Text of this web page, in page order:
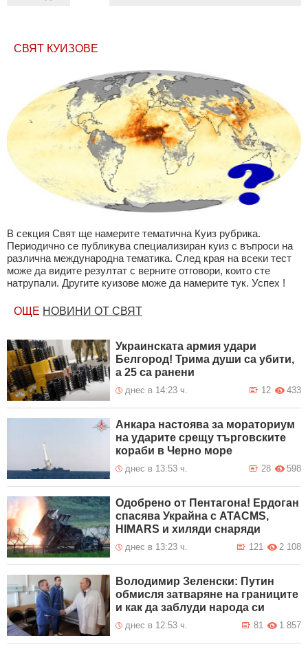
СВЯТ КУИЗОВЕ
В секция Свят ще намерите тематична Куиз рубрика.
Периодично се публикува специализиран куиз с въпроси на
различна международна тематика. След края на всеки тест
може да видите резултат с верните отговори, които сте
натрупали. Другите куизове може да намерите тук. Успех !
ОЩЕ НОВИНИ ОТ СВЯТ
Украинската армия удари
Белгород! Трима души са убити,
а 25 са ранени
днес в 14:23 ч. 433
12
Анкара настоява за мораториум
на ударите срещу търговските
кораби в Черно море
днес в 13:53 ч. 598
28
Одобрено от Пентагона! Ердоган
спасява Украйна с ATACMS,
HIMARS и хиляди снаряди
днес в 13:23 ч. 2 108
121
Володимир Зеленски: Путин
обмисля затваряне на границите
и как да заблуди народа си
днес в 12:53 ч. 1 857
81